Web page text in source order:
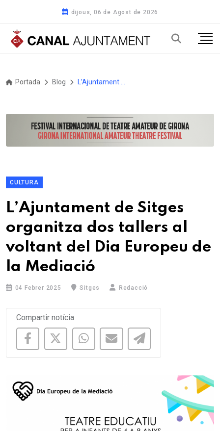
dijous, 06 de Agost de 2026
Portada Blog
CULTURA
L’Ajuntament de Sitges
organitza dos tallers al
voltant del Dia Europeu de
la Mediació
04 Febrer 2025 Sitges Redacció
Compartir notícia